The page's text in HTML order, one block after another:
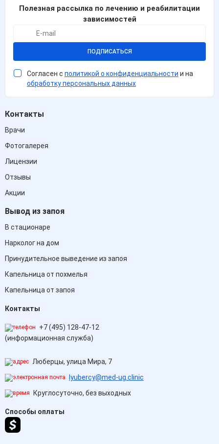
Полезная рассылка по лечению и реабилитации
зависимостей
ПОДПИСАТЬСЯ
Согласен с политикой о конфиденциальности и на
обработку персональных данных
Контакты
Врачи
Фотогалерея
Лицензии
Отзывы
Акции
Вывод из запоя
В стационаре
Нарколог на дом
Принудительное выведение из запоя
Капельница от похмелья
Капельница от запоя
Контакты
+7 (495) 128-47-12
(информационная служба)
Люберцы, улица Мира, 7
lyubercy@med-ug.clinic
Круглосуточно, без выходных
Способы оплаты